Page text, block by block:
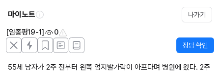
마이노트 나가기
[임종평19-1] 0
정답 확인
55세 남자가 2주 전부터 왼쪽 엄지발가락이 아프다며 병원에 왔다. 2주